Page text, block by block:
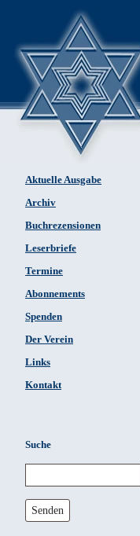
Aktuelle Ausgabe
Archiv
Buchrezensionen
Leserbriefe
Termine
Abonnements
Spenden
Der Verein
Links
Kontakt
Suche
Senden